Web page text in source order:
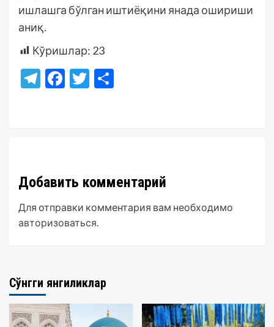
ишлашга бўлган иштиёқини янада ошириши
аниқ.
Кўришлар: 23
Telegram
Facebook
Twitter
Добавить комментарий
Для отправки комментария вам необходимо
авторизоваться.
Сўнгги янгиликлар